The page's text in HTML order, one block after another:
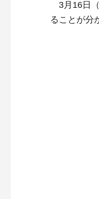
3月16日（
ることが分